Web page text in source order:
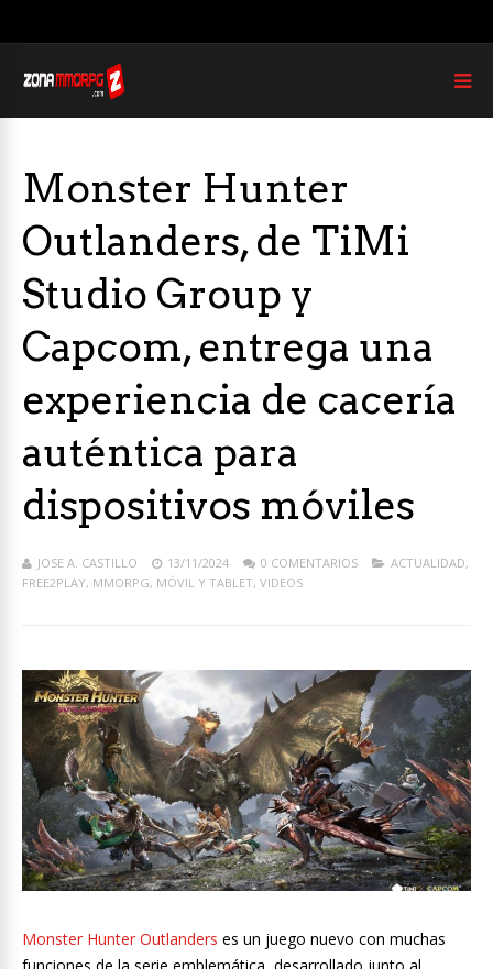
Monster Hunter
Outlanders, de TiMi
Studio Group y
Capcom, entrega una
experiencia de cacería
auténtica para
dispositivos móviles
JOSE A. CASTILLO 13/11/2024 0 COMENTARIOS ACTUALIDAD,
FREE2PLAY, MMORPG, MÓVIL Y TABLET, VIDEOS
Monster Hunter Outlanders es un juego nuevo con muchas